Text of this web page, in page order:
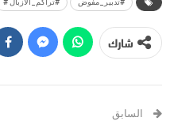
شارك
السابق